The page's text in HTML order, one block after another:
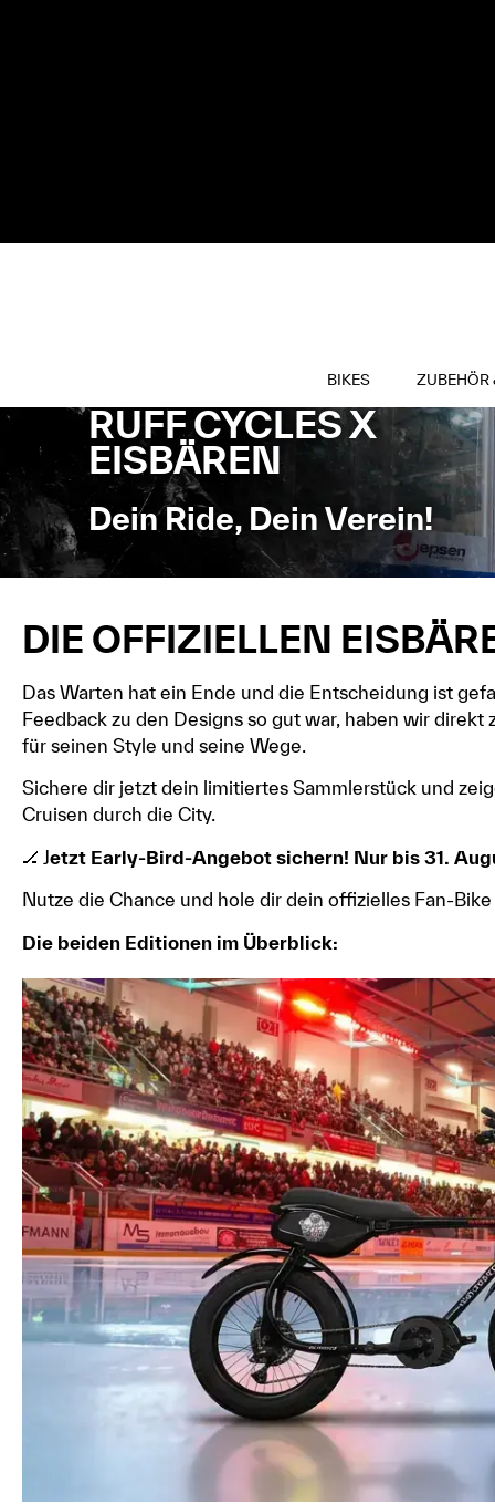
BIKES ZUBEHÖR
RUFF CYCLES X
EISBÄREN
Dein Ride, Dein Verein!
DIE OFFIZIELLEN
Das Warten hat ein Ende und die Entscheidung ist
Feedback zu den Designs so gut war, haben wir
für seinen Style und seine Wege.
Sichere dir jetzt dein limitiertes Sammlerstück und
Cruisen durch die City.
🏒 Jetzt Early-Bird-Angebot sichern! Nur bis 31.
Nutze die Chance und hole dir dein offizielles Fan-
Die beiden Editionen im Überblick: